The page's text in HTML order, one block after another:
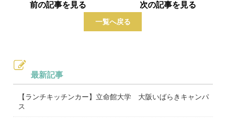
前の記事を見る
一覧へ戻る
次の記事を見る
最新記事
【ランチキッチンカー】立命館大学 大阪いばらきキャンパ
ス